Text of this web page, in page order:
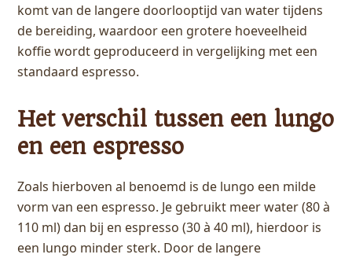
komt van de langere doorlooptijd van water tijdens
de bereiding, waardoor een grotere hoeveelheid
koffie wordt geproduceerd in vergelijking met een
standaard espresso.
Het verschil tussen een lungo
en een espresso
Zoals hierboven al benoemd is de lungo een milde
vorm van een espresso. Je gebruikt meer water (80 à
110 ml) dan bij en espresso (30 à 40 ml), hierdoor is
een lungo minder sterk. Door de langere